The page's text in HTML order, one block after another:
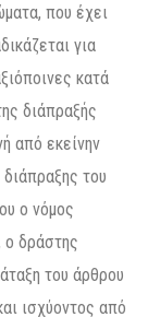
που έχει
για
κατά
διάπραξής
από εκείνην
του
ο νόμος
ο δράστης
του άρθρου
ισχύοντος από